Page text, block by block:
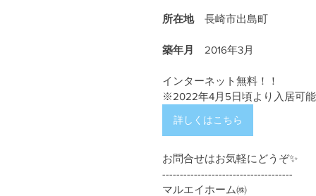
所在地 長崎市出島町
築年月 2016年3月
インターネット無料！！
※2022年4月5日頃より入居可
詳しくはこちら
お問合せはお気軽にどうぞ✨
-------------------------------------
マルエイホーム㈱